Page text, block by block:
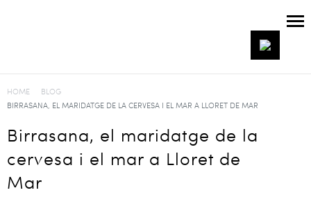
HOME
BLOG
BIRRASANA, EL MARIDATGE DE LA CERVESA I EL MAR A LLORET DE MAR
Birrasana, el maridatge de la
cervesa i el mar a Lloret de
Mar